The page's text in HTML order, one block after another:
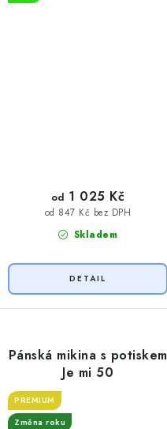
Skladem
od 847 Kč bez DPH
od 1 025 Kč
Pánská mikina s potiskem
Je mi 50
PREMIUM
Změna roku